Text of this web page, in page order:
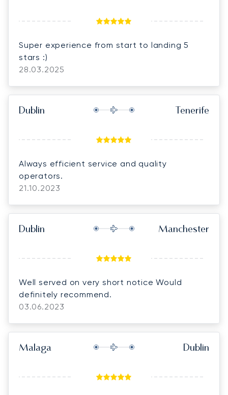
Super experience from start to landing 5
stars :)
28.03.2025
Dublin Tenerife
Always efficient service and quality
operators.
21.10.2023
Dublin Manchester
Well served on very short notice Would
definitely recommend.
03.06.2023
Malaga Dublin